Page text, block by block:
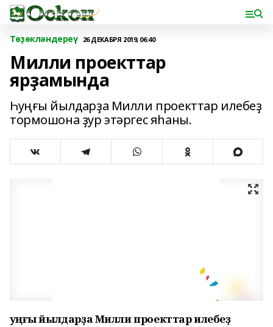
Төҙөкләндереү 26 ДЕКАБРЯ 2019, 06:40
Милли проекттар
ярҙамында
Һуңғы йылдарҙа Милли проекттар илебеҙ
тормошона ҙур этәргес яһаны.
Һуңғы йылдарҙа Милли проекттар илебеҙ